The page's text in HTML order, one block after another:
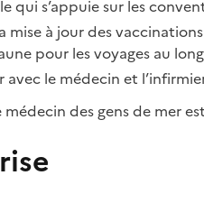
qui s’appuie sur les
mise à jour des
pour les voyages au
avec le médecin et
des gens de mer